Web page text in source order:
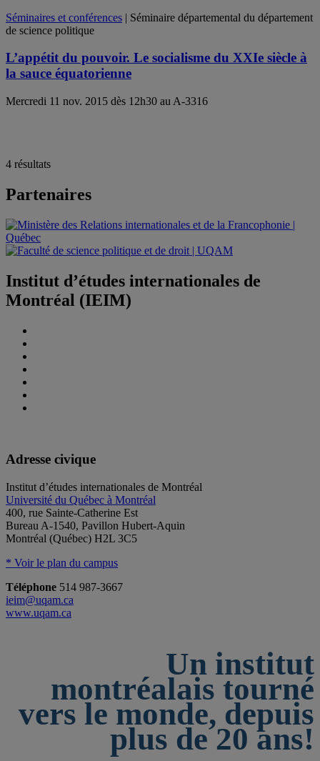
Séminaires et conférences | Séminaire départemental du département
de science politique
L’appétit du pouvoir. Le socialisme du XXIe siècle à
la sauce équatorienne
Mercredi 11 nov. 2015 dès 12h30 au A-3316
4 résultats
Partenaires
Institut d’études internationales de
Montréal (IEIM)
Adresse civique
Institut d’études internationales de Montréal
Université du Québec à Montréal
400, rue Sainte-Catherine Est
Bureau A-1540, Pavillon Hubert-Aquin
Montréal (Québec) H2L 3C5
* Voir le plan du campus
Téléphone 514 987-3667
ieim@uqam.ca
www.uqam.ca
Un institut
montréalais tourné
vers le monde, depuis
plus de 20 ans!